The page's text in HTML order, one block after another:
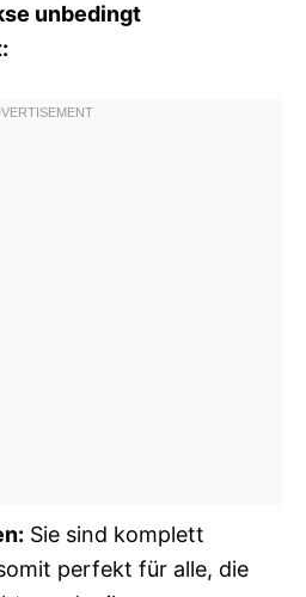
unbedingt
Sie sind komplett
perfekt für alle, die